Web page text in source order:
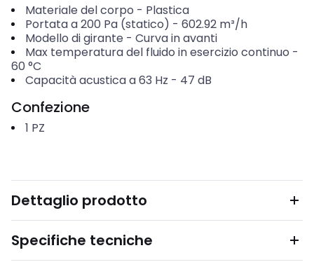
Materiale del corpo - Plastica
Portata a 200 Pa (statico) - 602.92 m³/h
Modello di girante - Curva in avanti
Max temperatura del fluido in esercizio continuo -
60 °C
Capacità acustica a 63 Hz - 47 dB
Confezione
1 PZ
Dettaglio prodotto
Specifiche tecniche